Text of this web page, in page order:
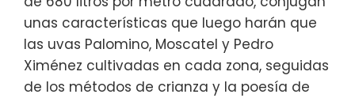
unas características que luego harán que
las uvas Palomino, Moscatel y Pedro
Ximénez cultivadas en cada zona, seguidas
de los métodos de crianza y la poesía de